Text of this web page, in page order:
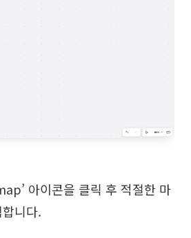
아이콘을 클릭 후 적절한 마
니다.